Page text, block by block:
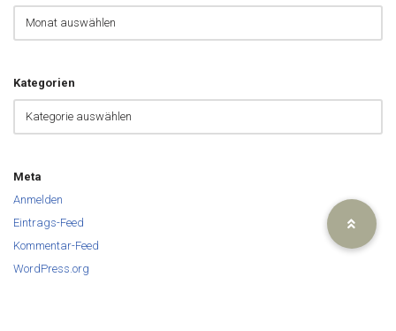
Kategorien
Meta
Anmelden
Eintrags-Feed
Kommentar-Feed
WordPress.org